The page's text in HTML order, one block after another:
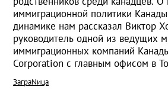
иммиграционной политики
динамике нам рассказал Виктор
руководитель одной из ведущих
иммиграционных компаний
Corporation с главным офисом в
ЗаграNица